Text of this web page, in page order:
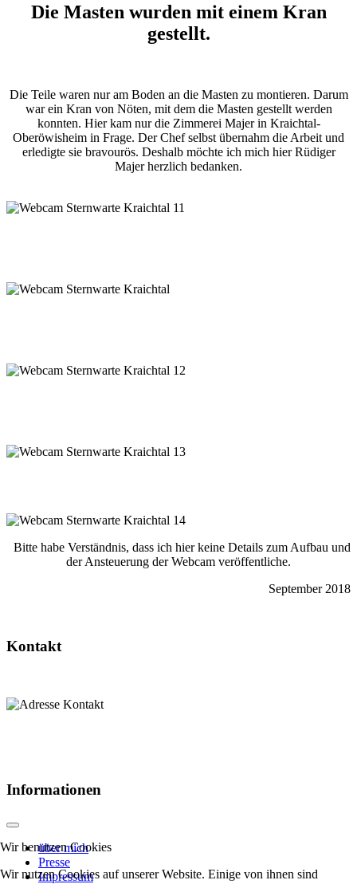
Die Masten wurden mit einem Kran
gestellt.
Die Teile waren nur am Boden an die Masten zu montieren. Darum
war ein Kran von Nöten, mit dem die Masten gestellt werden
konnten. Hier kam nur die Zimmerei Majer in Kraichtal-
Oberöwisheim in Frage. Der Chef selbst übernahm die Arbeit und
erledigte sie bravourös. Deshalb möchte ich mich hier Rüdiger
Majer herzlich bedanken.
Bitte habe Verständnis, dass ich hier keine Details zum Aufbau und
der Ansteuerung der Webcam veröffentliche.
September 2018
Kontakt
Informationen
über mich
Presse
Impressum
Wir benutzen Cookies
Wir nutzen Cookies auf unserer Website. Einige von ihnen sind